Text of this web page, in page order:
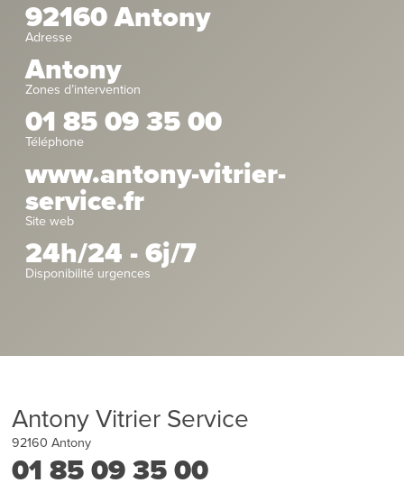
92160 Antony
Adresse
Antony
Zones d’intervention
01 85 09 35 00
Téléphone
www.antony-vitrier-
service.fr
Site web
24h/24 - 6j/7
Disponibilité urgences
Antony Vitrier Service
92160 Antony
01 85 09 35 00